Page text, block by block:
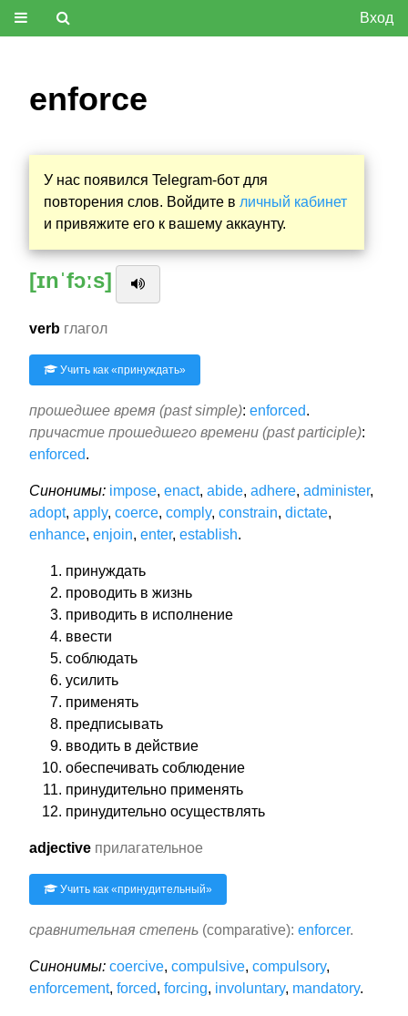
Вход
enforce
У нас появился Telegram-бот для
повторения слов. Войдите в личный кабинет
и привяжите его к вашему аккаунту.
[ɪnˈfɔːs]
verb глагол
Учить как «принуждать»
прошедшее время (past simple): enforced.
причастие прошедшего времени (past participle):
enforced.
Синонимы: impose, enact, abide, adhere, administer,
adopt, apply, coerce, comply, constrain, dictate,
enhance, enjoin, enter, establish.
принуждать
проводить в жизнь
приводить в исполнение
ввести
соблюдать
усилить
применять
предписывать
вводить в действие
обеспечивать соблюдение
принудительно применять
принудительно осуществлять
adjective прилагательное
Учить как «принудительный»
сравнительная степень (comparative): enforcer.
Синонимы: coercive, compulsive, compulsory,
enforcement, forced, forcing, involuntary, mandatory.